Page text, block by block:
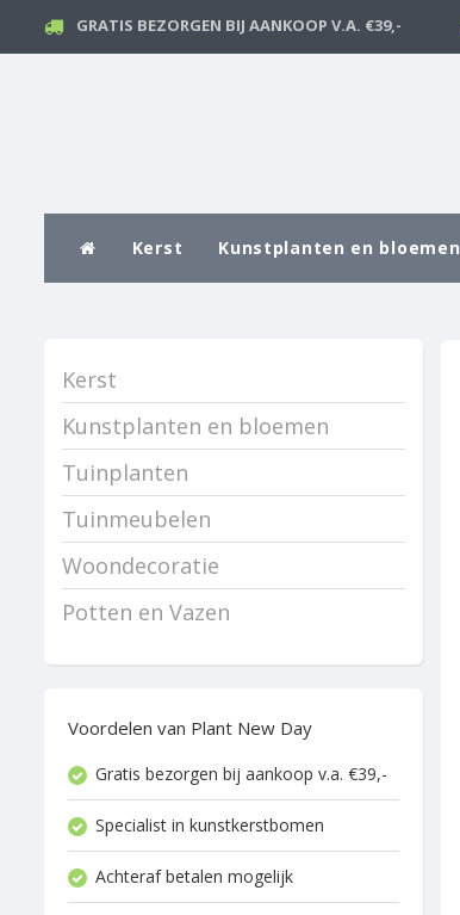
GRATIS BEZORGEN BIJ AANKOOP V.A. €39,-
Kerst Kunstplanten en bloemen
Kerst
Kunstplanten en bloemen
Tuinplanten
Tuinmeubelen
Woondecoratie
Potten en Vazen
Voordelen van Plant New Day
Gratis bezorgen bij aankoop v.a. €39,-
Specialist in kunstkerstbomen
Achteraf betalen mogelijk